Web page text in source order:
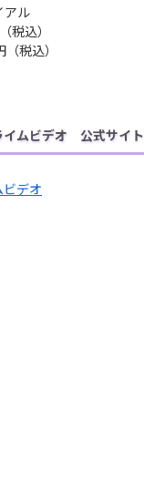
アル
税込）
税込）
ムビデオ 公式サイト
デオ